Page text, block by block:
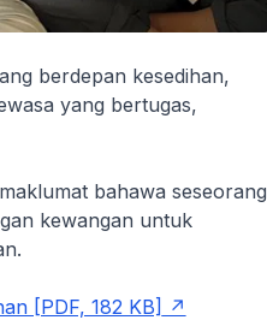
berdepan kesedihan,
yang bertugas,
bahawa seseorang
kewangan untuk
[PDF, 182 KB]